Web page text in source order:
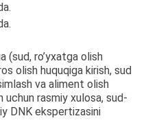
(sud, ro’yxatga olish
olish huquqiga kirish, sud
va aliment olish
uchun rasmiy xulosa, sud-
DNK ekspertizasini